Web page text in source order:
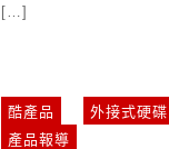
[…]
酷產品 外接式硬碟
產品報導